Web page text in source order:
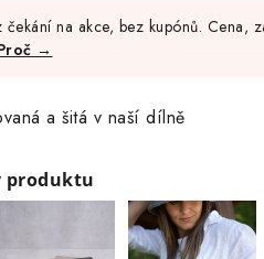
čekání na akce, bez kupónů. Cena,
→
a šitá v naší dílně